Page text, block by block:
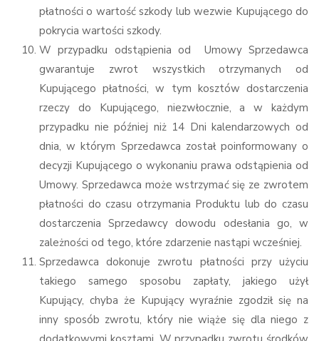
płatności o wartość szkody lub wezwie Kupującego do
pokrycia wartości szkody.
W przypadku odstąpienia od Umowy Sprzedawca
gwarantuje zwrot wszystkich otrzymanych od
Kupującego płatności, w tym kosztów dostarczenia
rzeczy do Kupującego, niezwłocznie, a w każdym
przypadku nie później niż 14 Dni kalendarzowych od
dnia, w którym Sprzedawca został poinformowany o
decyzji Kupującego o wykonaniu prawa odstąpienia od
Umowy. Sprzedawca może wstrzymać się ze zwrotem
płatności do czasu otrzymania Produktu lub do czasu
dostarczenia Sprzedawcy dowodu odesłania go, w
zależności od tego, które zdarzenie nastąpi wcześniej.
Sprzedawca dokonuje zwrotu płatności przy użyciu
takiego samego sposobu zapłaty, jakiego użył
Kupujący, chyba że Kupujący wyraźnie zgodził się na
inny sposób zwrotu, który nie wiąże się dla niego z